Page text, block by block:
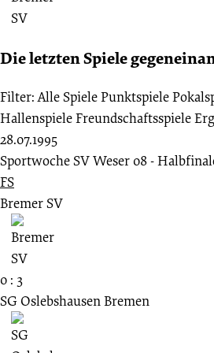
Die letzten Spiele
Filter: Alle SpielePunktspiele
HallenspieleFreundschaftsspiele
28.07.1995
Sportwoche SV Weser 08 -
FS
Bremer SV
0 : 3
SG Oslebshausen Bremen